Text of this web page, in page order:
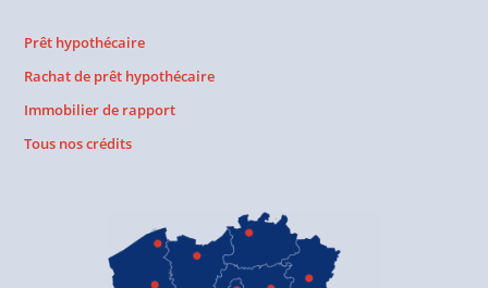
Prêt hypothécaire
Rachat de prêt hypothécaire
Immobilier de rapport
Tous nos crédits